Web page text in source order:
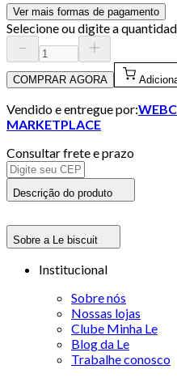
Ver mais formas de pagamento
Selecione ou digite a
COMPRAR AGORA
Vendido e entregue por:
MARKETPLACE
Consultar frete e prazo
Descrição do produto
Sobre a Le biscuit
Institucional
Sobre nós
Nossas lojas
Clube Minha Le
Blog da Le
Trabalhe conosco